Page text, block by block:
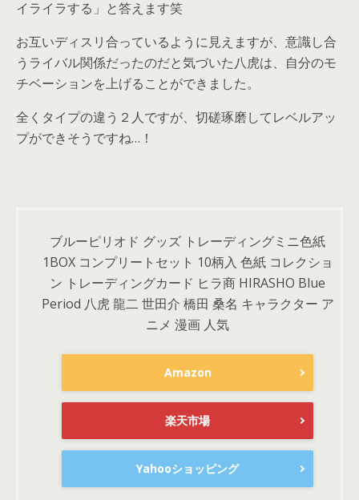
イライラする」と答えます笑
お互いディスリ合っているように見えますが、意識し合
うライバル関係だったのだと気づいた八虎は、自分のモ
チベーションを上げることができました。
全くタイプの違う２人ですが、切磋琢磨してレベルアッ
プができそうですね…！
ブルーピリオド グッズ トレーディングミニ色紙
1BOX コンプリートセット 10柄入 色紙 コレクショ
ン トレーディングカード ヒラ商 HIRASHO Blue
Period 八虎 龍二 世田介 橋田 桑名 キャラクター ア
ニメ 漫画 人気
Amazon
楽天市場
Yahooショッピング